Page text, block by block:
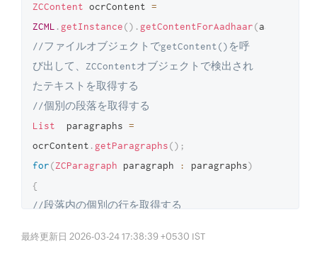
ZCContent ocrContent =
ZCML . getInstance() . getContentForAadhaar(
//ファイルオブジェクトでgetContent()を呼
び出して、ZCContentオブジェクトで検出され
たテキストを取得する
//個別の段落を取得する
List
  paragraphs
=
ocrContent . getParagraphs() ;
for(ZCParagraph paragraph : paragraphs)
{
//段落内の個別の行を取得する
for (ZCLine
最終更新日 2026-03-24 17:38:39 +0530 IST